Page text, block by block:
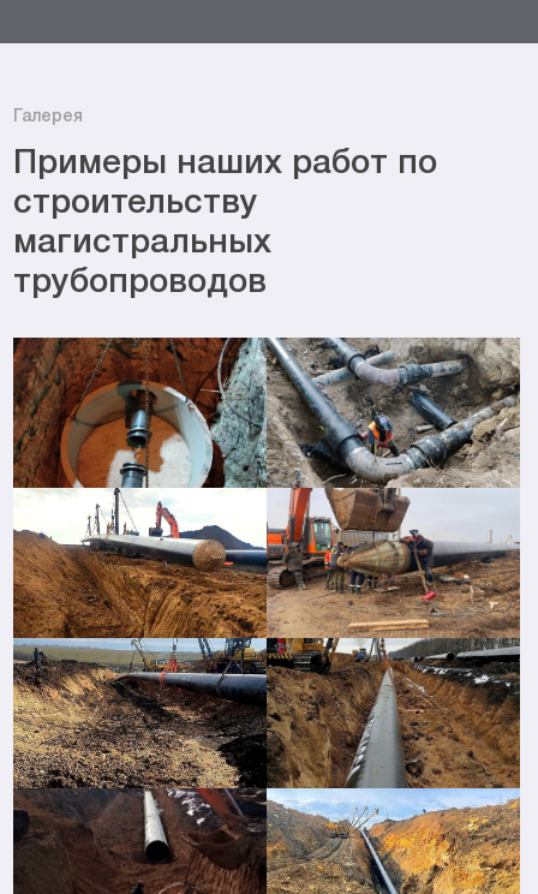
Галерея
Примеры наших работ по
строительству
магистральных
трубопроводов